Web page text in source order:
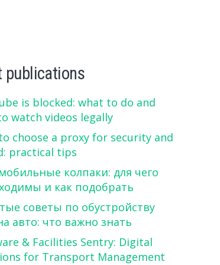
publications
is blocked: what to do and
watch videos legally
choose a proxy for security and
practical tips
колпаки: для чего
и как подобрать
советы по обустройству
авто: что важно знать
& Facilities Sentry: Digital
for Transport Management